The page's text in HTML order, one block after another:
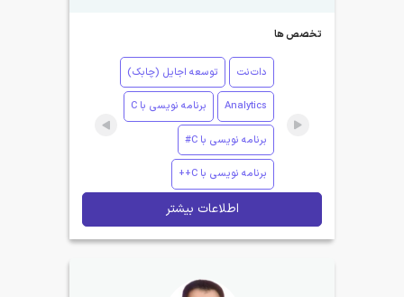
تخصص ها
دات‌نت توسعه اجایل (چابک)
Analytics برنامه نویسی با C
برنامه نویسی با C#
برنامه نویسی با C++
اطلاعات بیشتر